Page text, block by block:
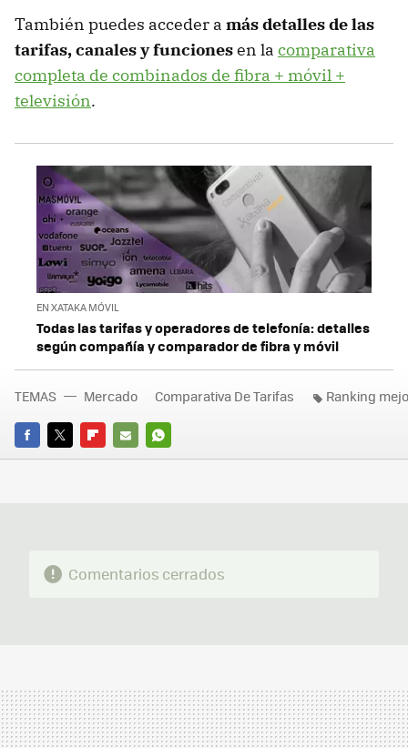
También puedes acceder a más detalles de las
tarifas, canales y funcionesen la comparativa
completa de combinados de fibra + móvil +
televisión.
EN XATAKA MÓVIL
Todas las tarifas y operadores de telefonía: detalles
según compañía y comparador de fibra y móvil
FACEBOOK
TWITTERFLIPBOARD
E-
WHATSAPP
TEMAS Mercado Comparativa De Tarifas Ranking
Comentarios cerrados